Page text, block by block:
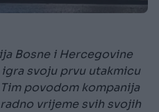
Bosne i Hercegovine
svoju prvu utakmicu
povodom kompanija
vrijeme svih svojih